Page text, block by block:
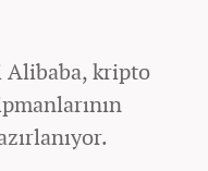
Alibaba, kripto